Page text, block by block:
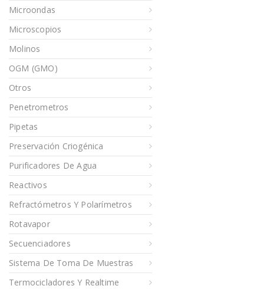
Microondas
Microscopios
Molinos
OGM (GMO)
Otros
Penetrometros
Pipetas
Preservación Criogénica
Purificadores De Agua
Reactivos
Refractómetros Y Polarímetros
Rotavapor
Secuenciadores
Sistema De Toma De Muestras
Termocicladores Y Realtime